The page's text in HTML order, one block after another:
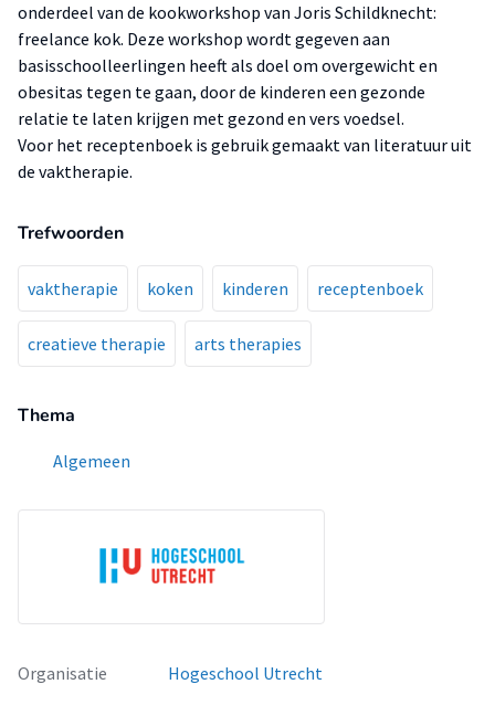
onderdeel van de kookworkshop van Joris Schildknecht:
freelance kok. Deze workshop wordt gegeven aan
basisschoolleerlingen heeft als doel om overgewicht en
obesitas tegen te gaan, door de kinderen een gezonde
relatie te laten krijgen met gezond en vers voedsel.
Voor het receptenboek is gebruik gemaakt van literatuur uit
de vaktherapie.
Trefwoorden
vaktherapie koken kinderen receptenboek
creatieve therapie arts therapies
Thema
Algemeen
Organisatie
Hogeschool Utrecht